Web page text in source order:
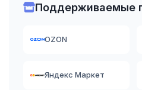
Поддерживаемые
OZON
Яндекс Маркет